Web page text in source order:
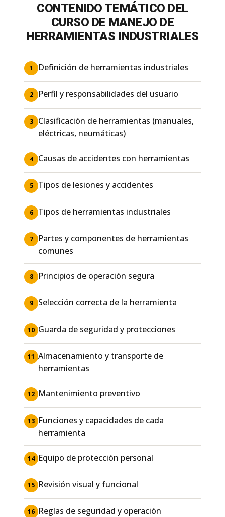
CONTENIDO TEMÁTICO DEL
CURSO DE MANEJO DE
HERRAMIENTAS INDUSTRIALES
1 Definición de herramientas industriales
2 Perfil y responsabilidades del usuario
3
Clasificación de herramientas (manuales,
eléctricas, neumáticas)
4 Causas de accidentes con herramientas
5 Tipos de lesiones y accidentes
6 Tipos de herramientas industriales
7
Partes y componentes de herramientas
comunes
8 Principios de operación segura
9 Selección correcta de la herramienta
10 Guarda de seguridad y protecciones
11 Almacenamiento y transporte de
herramientas
12 Mantenimiento preventivo
13 Funciones y capacidades de cada
herramienta
14 Equipo de protección personal
15 Revisión visual y funcional
16 Reglas de seguridad y operación